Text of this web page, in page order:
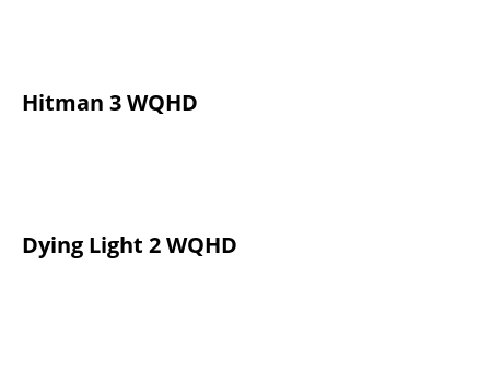
Hitman 3 WQHD
Dying Light 2 WQHD